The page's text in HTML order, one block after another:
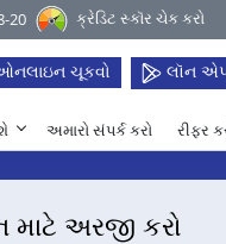
20 ક્રેડિટ સ્કૉર ચેક કરો
ચૂકવો લૉન
અમારો સંપર્ક કરો રીફર
માટે અરજી કરો